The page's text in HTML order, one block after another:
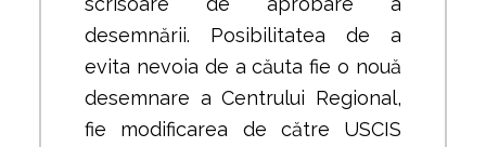
desemnării. Posibilitatea de a
evita nevoia de a căuta fie o nouă
desemnare a Centrului Regional,
fie modificarea de către USCIS